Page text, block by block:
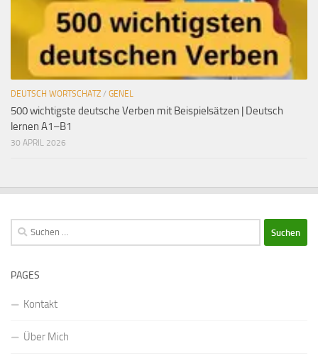
DEUTSCH WORTSCHATZ / GENEL
500 wichtigste deutsche Verben mit Beispielsätzen | Deutsch
lernen A1–B1
30 APRIL 2026
Suchen
nach:
PAGES
Kontakt
Über Mich